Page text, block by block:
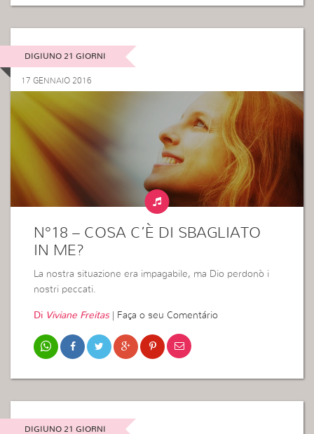
DIGIUNO 21 GIORNI
17 GENNAIO 2016
N°18 – COSA C’È DI SBAGLIATO
IN ME?
La nostra situazione era impagabile, ma Dio perdonò i
nostri peccati.
Di Viviane Freitas| Faça o seu Comentário
DIGIUNO 21 GIORNI